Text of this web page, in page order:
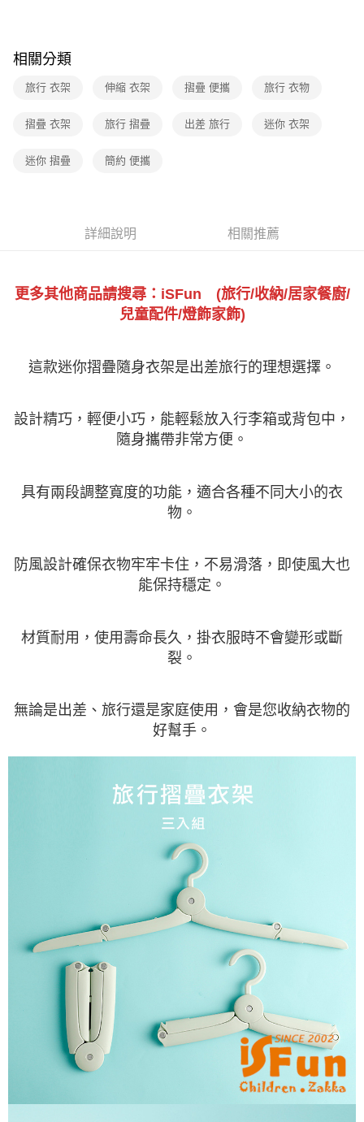
相關分類
旅行 衣架 伸縮 衣架 摺疊 便攜 旅行 衣物
摺疊 衣架 旅行 摺疊 出差 旅行 迷你 衣架
迷你 摺疊 簡約 便攜
詳細說明 相關推薦
更多其他商品請搜尋：iSFun (旅行/收納/居家餐廚/
兒童配件/燈飾家飾)
這款迷你摺疊隨身衣架是出差旅行的理想選擇。
設計精巧，輕便小巧，能輕鬆放入行李箱或背包中，
隨身攜帶非常方便。
具有兩段調整寬度的功能，適合各種不同大小的衣
物。
防風設計確保衣物牢牢卡住，不易滑落，即使風大也
能保持穩定。
材質耐用，使用壽命長久，掛衣服時不會變形或斷
裂。
無論是出差、旅行還是家庭使用，會是您收納衣物的
好幫手。